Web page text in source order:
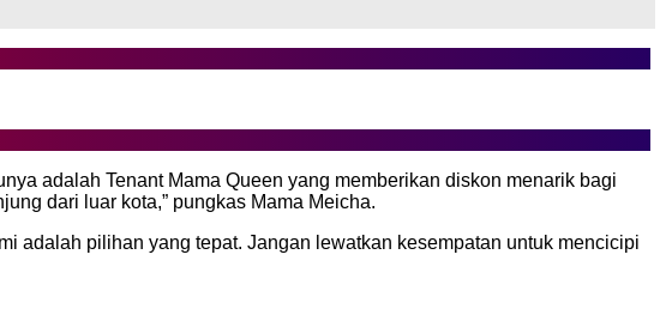
adalah Tenant Mama Queen yang memberikan diskon menarik bagi
dari luar kota,” pungkas Mama Meicha.
adalah pilihan yang tepat. Jangan lewatkan kesempatan untuk mencicipi